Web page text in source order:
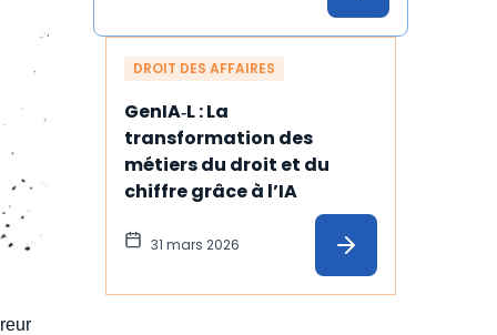
DROIT DES AFFAIRES
GenIA‑L : La
transformation des
métiers du droit et du
chiffre grâce à l’IA
31 mars 2026